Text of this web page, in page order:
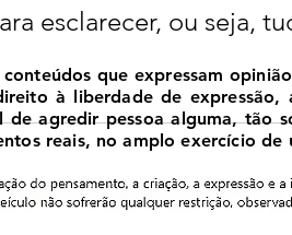
esclarecer, ou seja,
que expressam
à liberdade de expressão,
agredir pessoa alguma, tão
reais, no amplo exercício